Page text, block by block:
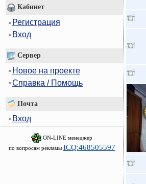
Кабинет
Регистрация
Вход
Сервер
Новое на проекте
Справка / Помощь
Почта
Вход
ON-LINE менеджер
по вопросам рекламы ICQ:468505597